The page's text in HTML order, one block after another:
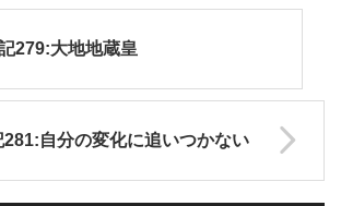
279:大地地蔵皇
281:自分の変化に追いつかない